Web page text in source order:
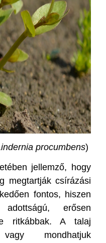
procumbens)
jellemző, hogy
megtartják csírázási
fontos, hiszen
erősen
ritkábbak. A talaj
mondhatjuk